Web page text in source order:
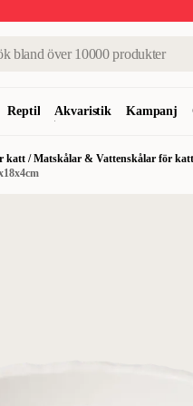
Reptil Akvaristik Kampanj
katt /Matskålar & Vattenskålar för katt